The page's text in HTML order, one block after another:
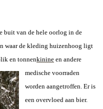
buit van de hele oorlog in de
waar de kleding huizenhoog ligt
en tonnenkinine en andere
medische voorraden
worden aangetroffen. Er is
een overvloed aan bier.